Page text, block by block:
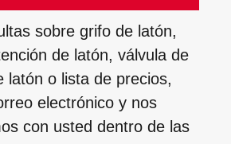
sobre grifo de latón,
de latón, válvula de
latón o lista de precios,
electrónico y nos
con usted dentro de las